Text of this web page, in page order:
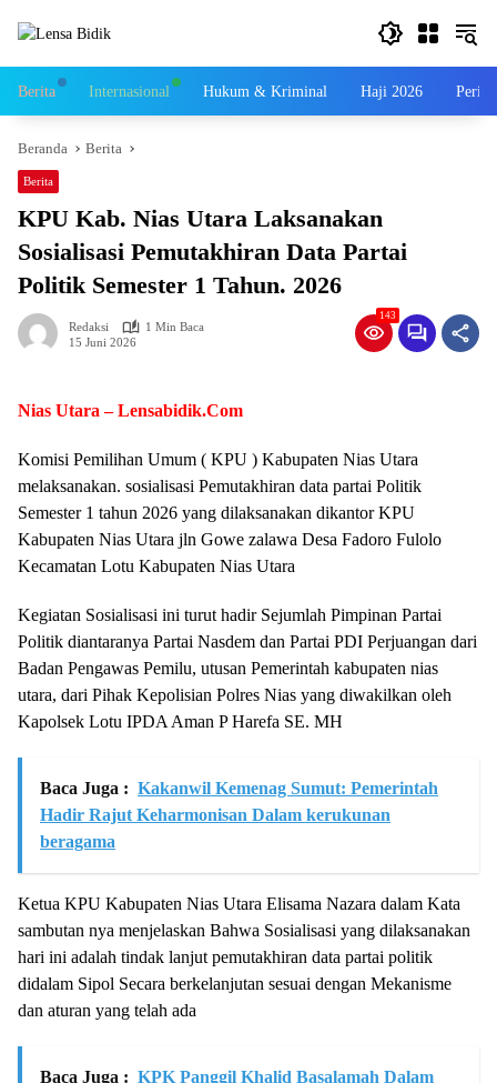
Berita Internasional Hukum & Kriminal Haji 2026
Beranda Berita
Berita
KPU Kab. Nias Utara Laksanakan
Sosialisasi Pemutakhiran Data Partai
Politik Semester 1 Tahun. 2026
Redaksi
1 Min Baca
15 Juni 2026
143
Nias Utara – Lensabidik.Com
Komisi Pemilihan Umum ( KPU ) Kabupaten Nias Utara
melaksanakan. sosialisasi Pemutakhiran data partai Politik
Semester 1 tahun 2026 yang dilaksanakan dikantor KPU
Kabupaten Nias Utara jln Gowe zalawa Desa Fadoro Fulolo
Kecamatan Lotu Kabupaten Nias Utara
Kegiatan Sosialisasi ini turut hadir Sejumlah Pimpinan Partai
Politik diantaranya Partai Nasdem dan Partai PDI Perjuangan dari
Badan Pengawas Pemilu, utusan Pemerintah kabupaten nias
utara, dari Pihak Kepolisian Polres Nias yang diwakilkan oleh
Kapolsek Lotu IPDA Aman P Harefa SE. MH
Baca Juga : Kakanwil Kemenag Sumut: Pemerintah
Hadir Rajut Keharmonisan Dalam kerukunan
beragama
Ketua KPU Kabupaten Nias Utara Elisama Nazara dalam Kata
sambutan nya menjelaskan Bahwa Sosialisasi yang dilaksanakan
hari ini adalah tindak lanjut pemutakhiran data partai politik
didalam Sipol Secara berkelanjutan sesuai dengan Mekanisme
dan aturan yang telah ada
Baca Juga : KPK Panggil Khalid Basalamah Dalam